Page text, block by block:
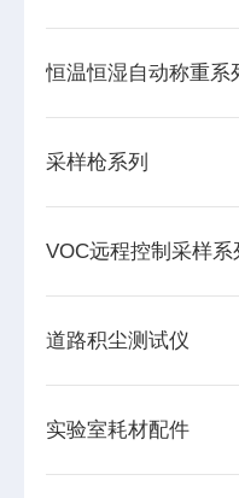
恒温恒湿自动称重系
采样枪系列
VOC远程控制采样系
道路积尘测试仪
实验室耗材配件